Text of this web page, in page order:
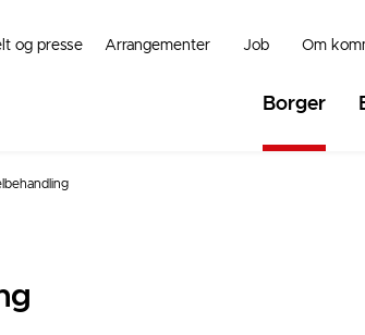
og presse Arrangementer Job Om
Borger